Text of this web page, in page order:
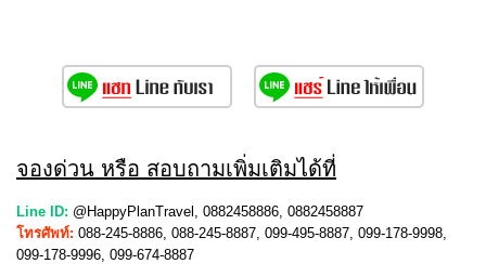
จองด่วน หรือ สอบถามเพิ่มเติมได้ที่
Line ID: @HappyPlanTravel, 0882458886, 0882458887
โทรศัพท์: 088-245-8886, 088-245-8887, 099-495-8887, 099-178-9998,
099-178-9996, 099-674-8887